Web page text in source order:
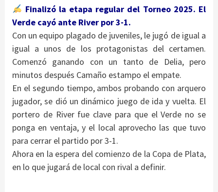
Finalizó la etapa regular del Torneo 2025. El
Verde cayó ante River por 3-1.
Con un equipo plagado de juveniles, le jugó de igual a
igual a unos de los protagonistas del certamen.
Comenzó ganando con un tanto de Delia, pero
minutos después Camaño estampo el empate.
En el segundo tiempo, ambos probando con arquero
jugador, se dió un dinámico juego de ida y vuelta. El
portero de River fue clave para que el Verde no se
ponga en ventaja, y el local aprovecho las que tuvo
para cerrar el partido por 3-1.
Ahora en la espera del comienzo de la Copa de Plata,
en lo que jugará de local con rival a definir.